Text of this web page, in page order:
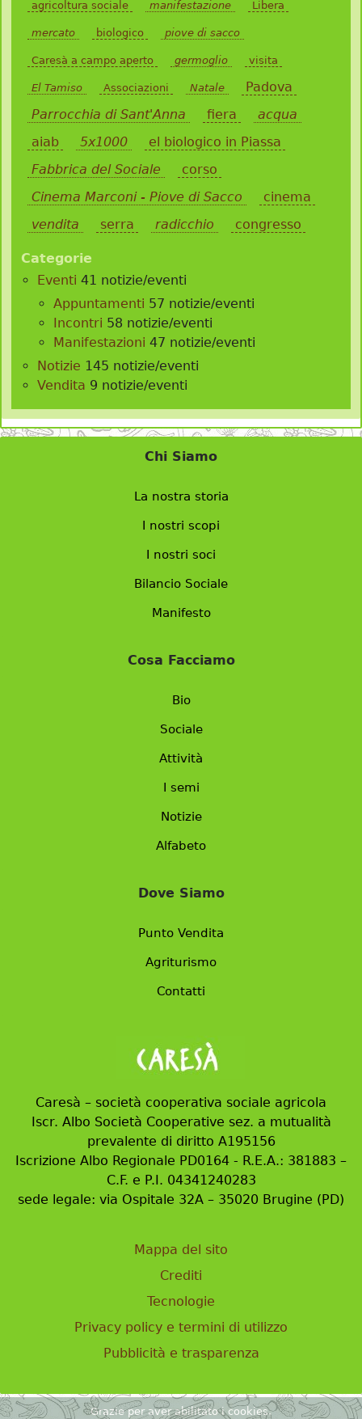
agricoltura sociale manifestazione Libera
mercato biologico piove di sacco
Caresà a campo aperto germoglio visita
El Tamiso Associazioni Natale
Padova
Parrocchia di Sant'Anna
fiera
acqua
aiab
5x1000
el biologico in Piassa
Fabbrica del Sociale
corso
Cinema Marconi - Piove di Sacco
cinema
vendita
serra radicchio congresso
Categorie
Eventi 41 notizie/eventi
Appuntamenti 57 notizie/eventi
Incontri 58 notizie/eventi
Manifestazioni 47 notizie/eventi
Notizie 145 notizie/eventi
Vendita 9 notizie/eventi
Chi Siamo
La nostra storia
I nostri scopi
I nostri soci
Bilancio Sociale
Manifesto
Cosa Facciamo
Bio
Sociale
Attività
I semi
Notizie
Alfabeto
Dove Siamo
Punto Vendita
Agriturismo
Contatti
Caresà – società cooperativa sociale agricola
Iscr. Albo Società Cooperative sez. a mutualità
prevalente di diritto A195156
Iscrizione Albo Regionale PD0164 - R.E.A.: 381883 –
C.F. e P.I. 04341240283
sede legale: via Ospitale 32A – 35020 Brugine (PD)
Mappa del sito
Crediti
Tecnologie
Privacy policy e termini di utilizzo
Pubblicità e trasparenza
Grazie per aver abilitato i cookies.